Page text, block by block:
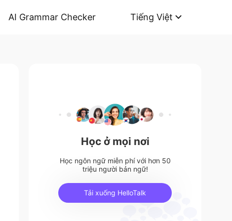
AI Grammar Checker Tiếng Việt
Học ở mọi nơi
Học ngôn ngữ miễn phí với hơn 50
triệu người bản ngữ!
Tải xuống HelloTalk